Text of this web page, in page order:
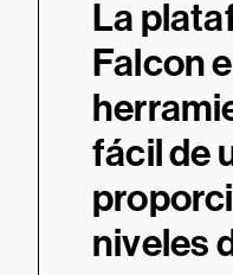
La
Falcon
fácil de
niveles